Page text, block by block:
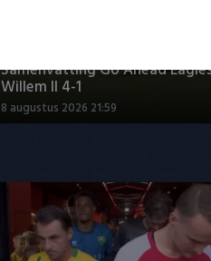
Samenvatting Go Ahead
Willem II 4-1
8 augustus 2026 21:59